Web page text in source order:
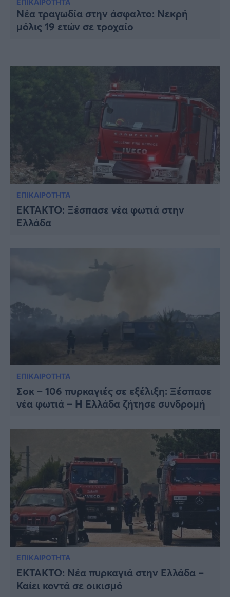
Υγεία
Γυναίκα
Pet
ΕΠΙΚΑΙΡΟΤΗΤΑ
Νέα τραγωδία στην άσφαλτο: Νεκρή
μόλις 19 ετών σε τροχαίο
ΕΠΙΚΑΙΡΟΤΗΤΑ
ΈΚΤΑΚΤΟ: Ξέσπασε νέα φωτιά στην
Ελλάδα
ΕΠΙΚΑΙΡΟΤΗΤΑ
Σοκ – 106 πυρκαγιές σε εξέλιξη: Ξέσπασε
νέα φωτιά – Η Ελλάδα ζήτησε συνδρομή
ΕΠΙΚΑΙΡΟΤΗΤΑ
ΈΚΤΑΚΤΟ: Νέα πυρκαγιά στην Ελλάδα –
Καίει κοντά σε οικισμό